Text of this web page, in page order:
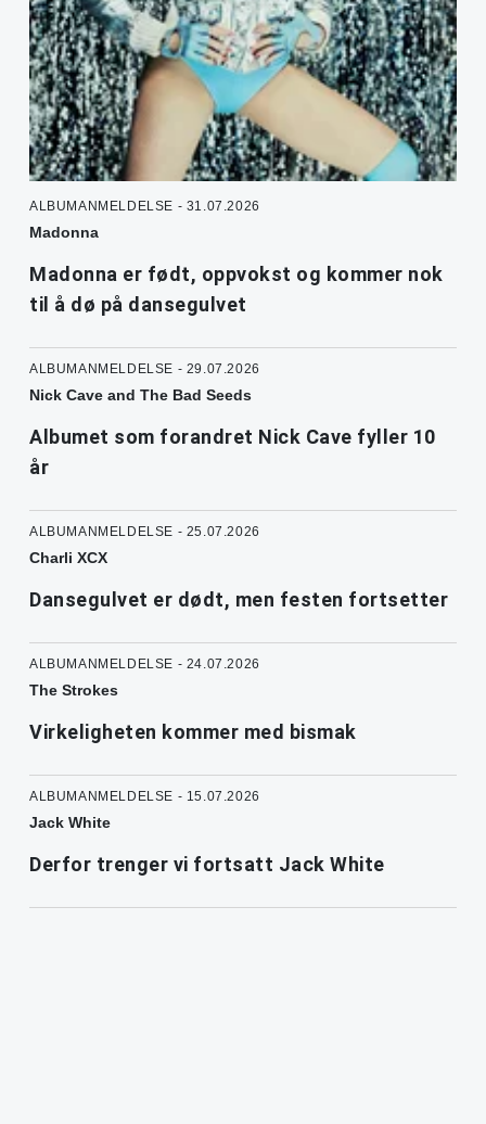
ALBUMANMELDELSE - 31.07.2026
Madonna
Madonna er født, oppvokst og kommer nok
til å dø på dansegulvet
ALBUMANMELDELSE - 29.07.2026
Nick Cave and The Bad Seeds
Albumet som forandret Nick Cave fyller 10
år
ALBUMANMELDELSE - 25.07.2026
Charli XCX
Dansegulvet er dødt, men festen fortsetter
ALBUMANMELDELSE - 24.07.2026
The Strokes
Virkeligheten kommer med bismak
ALBUMANMELDELSE - 15.07.2026
Jack White
Derfor trenger vi fortsatt Jack White